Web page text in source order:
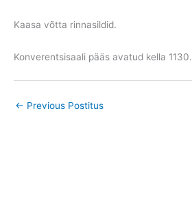
Kaasa võtta rinnasildid.
Konverentsisaali pääs avatud kella 1130.
← Previous Postitus